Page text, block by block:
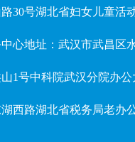
30号湖北省妇女儿童
心地址：武汉市武昌区
1号中科院武汉分院办
西路湖北省税务局老办